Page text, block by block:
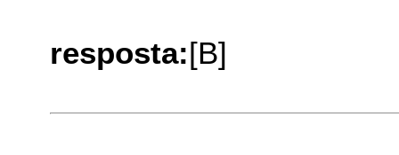
resposta:[B]